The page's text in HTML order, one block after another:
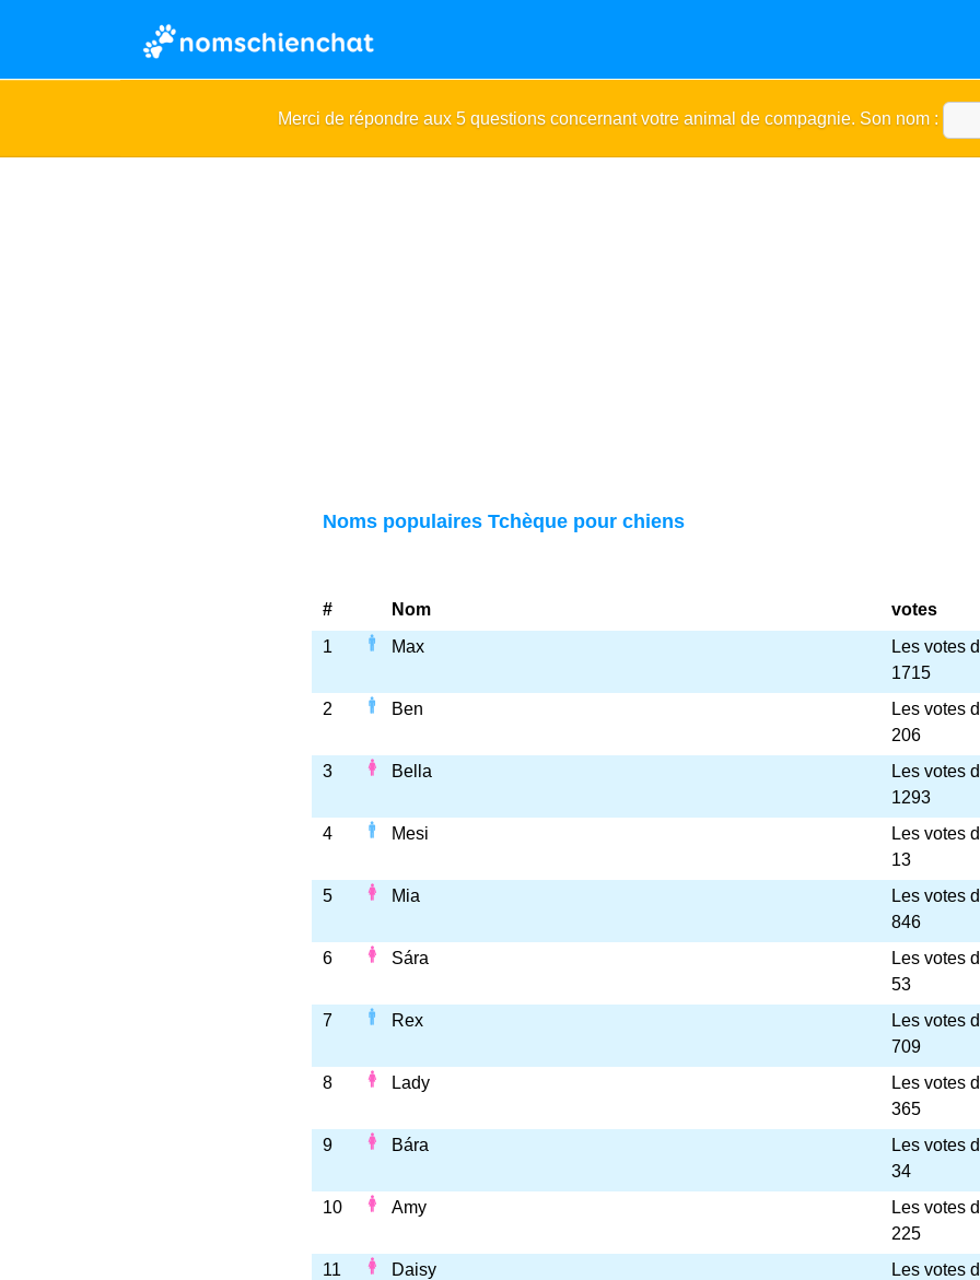
Merci de répondre aux 5 questions concernant votre animal de compagnie. Son nom :
Noms populaires Tchèque pour chiens
# Nom
votes
1
Max
Les votes
1715
2
Ben
Les votes
206
3
Bella
Les votes
1293
4
Mesi
Les votes
13
5
Mia
Les votes
846
6
Sára
Les votes
53
7
Rex
Les votes
709
8
Lady
Les votes
365
9
Bára
Les votes
34
10
Amy
Les votes
225
11
Daisy
Les votes